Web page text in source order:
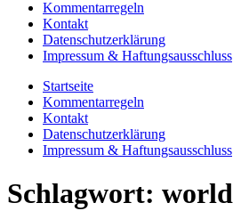
Kommentarregeln
Kontakt
Datenschutzerklärung
Impressum & Haftungsausschluss
Startseite
Kommentarregeln
Kontakt
Datenschutzerklärung
Impressum & Haftungsausschluss
Schlagwort: